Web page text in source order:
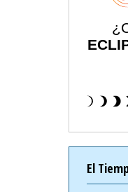
El